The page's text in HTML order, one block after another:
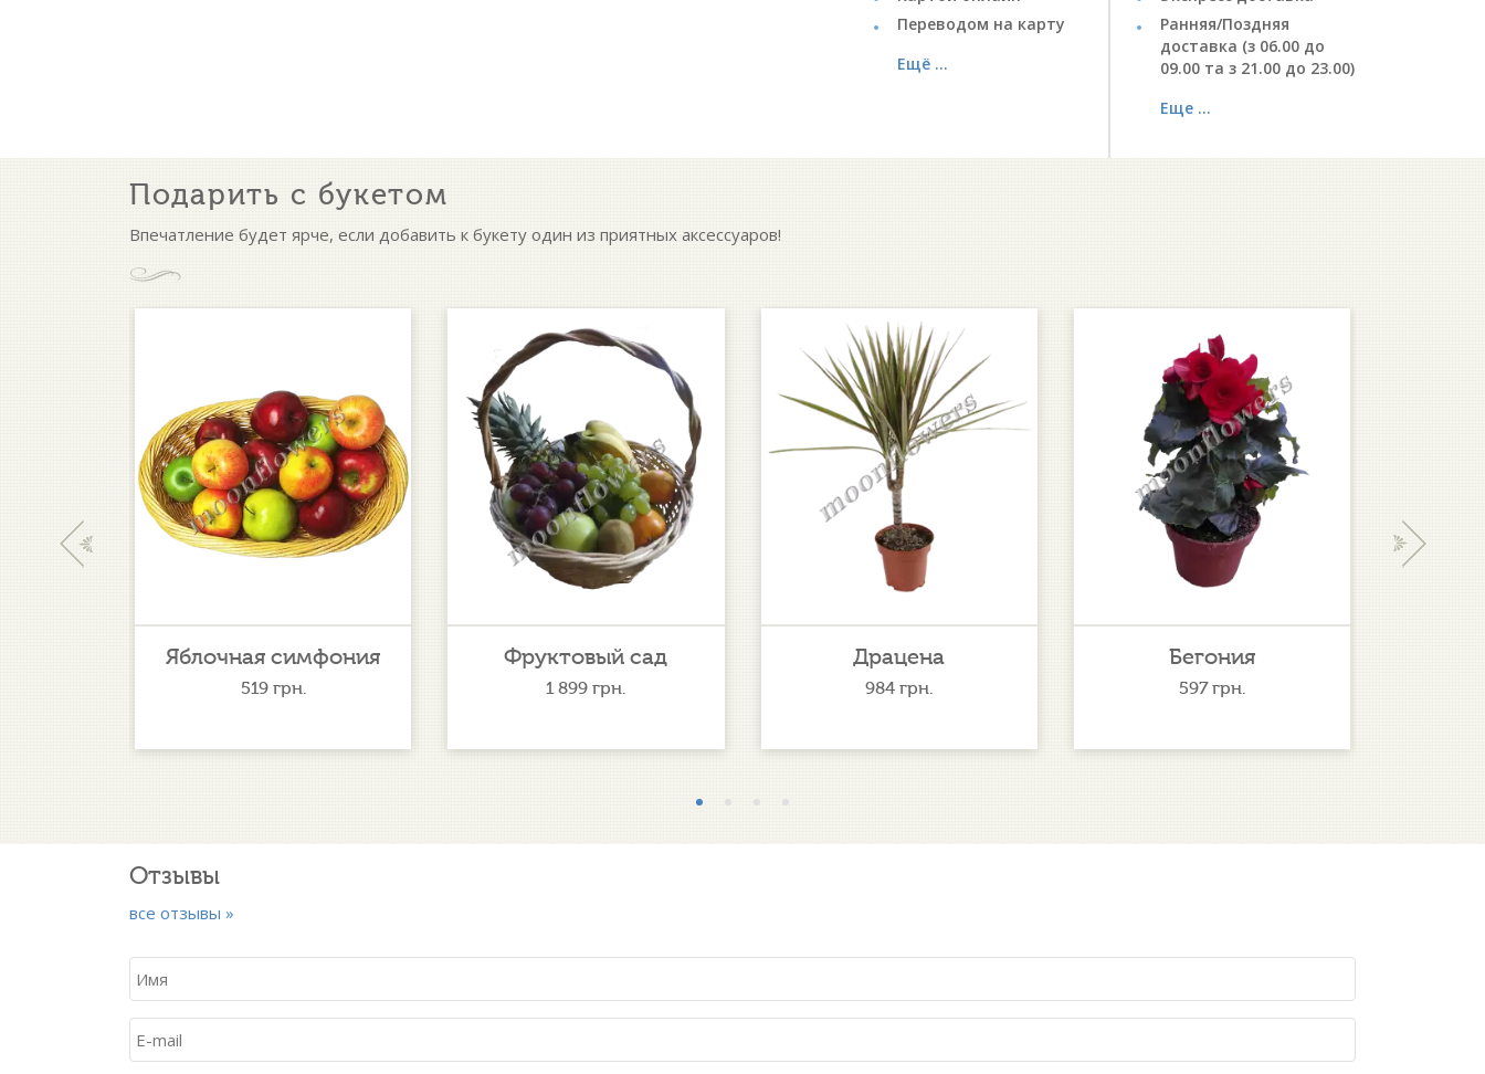
Переводом на карту
Ещё ...
Ранняя/Поздняя
доставка (з 06.00 до
09.00 та з 21.00 до 23.00)
Еще ...
Подарить с букетом
Впечатление будет ярче, если добавить к букету один из приятных аксессуаров!
Яблочная симфония
519 грн.
Фруктовый сад
1 899грн.
Драцена
984грн.
Бегония
597грн.
‹ ›
Отзывы
все отзывы »